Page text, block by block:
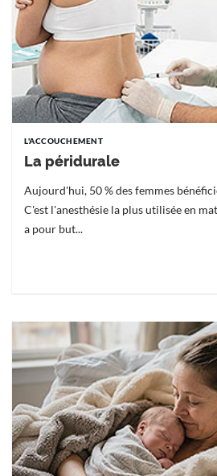
L'ACCOUCHEMENT
La péridurale
Aujourd'hui, 50 % des femmes
C'est l'anesthésie la plus utilisée en
a pour but...